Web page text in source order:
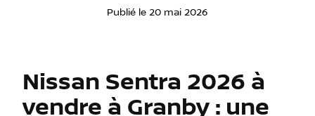
Publié le 20 mai 2026
Nissan Sentra 2026 à
vendre à Granby : une